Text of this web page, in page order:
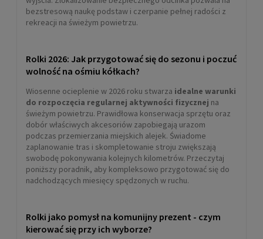
1 699,00 zł
POWIADOM O DOSTĘPNOŚCI
bezstresową naukę podstaw i czerpanie pełnej radości z
rekreacji na świeżym powietrzu.
Rolki 2026: Jak przygotować się do sezonu i poczuć
wolność na ośmiu kółkach?
Wiosenne ocieplenie w 2026 roku stwarza idealne warunki
do rozpoczęcia regularnej aktywności fizycznej na
świeżym powietrzu. Prawidłowa konserwacja sprzętu oraz
dobór właściwych akcesoriów zapobiegają urazom
podczas przemierzania miejskich alejek. Świadome
zaplanowanie tras i skompletowanie stroju zwiększają
swobodę pokonywania kolejnych kilometrów. Przeczytaj
poniższy poradnik, aby kompleksowo przygotować się do
nadchodzących miesięcy spędzonych w ruchu.
Rolki jako pomysł na komunijny prezent - czym
kierować się przy ich wyborze?